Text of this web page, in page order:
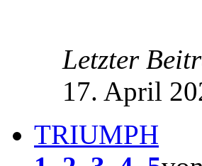
Letzter
17. April
TRIUMPH